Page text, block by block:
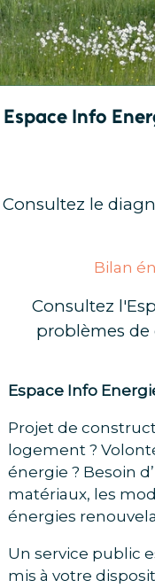
Espace Info
Consultez le
Bilan
Consultez
problèmes
Espace Info
Projet de
logement ?
énergie ? Besoin
matériaux, les
énergies
Un service public
mis à votre